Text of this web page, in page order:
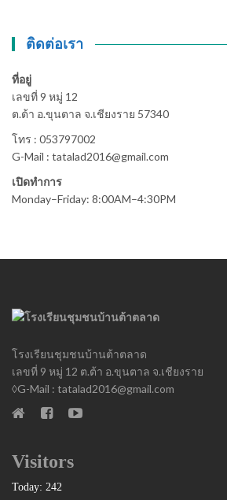
ติดต่อเรา
ที่อยู่
เลขที่ 9 หมู่ 12
ต.ต้า อ.ขุนตาล จ.เชียงราย 57340
โทร : 053797002
G-Mail : tatalad2016@gmail.com
เปิดทำการ
Monday–Friday: 8:00AM–4:30PM
โรงเรียนชุมชนบ้านต้าตลาด
เลขที่ 9 หมู่ 12 ต.ต้า อ.ขุนตาล จ.เชียงราย
◊G-Mail : tatalad2016@gmail.com
Visitors
Today: 242